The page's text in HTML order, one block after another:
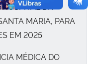
DA
MARIA, PARA
EM 2025
MÉDICA DO